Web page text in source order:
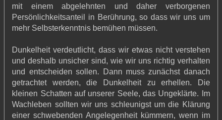
mit einem abgelehnten und daher verborgenen
Persönlichkeitsanteil in Berührung, so dass wir uns um
mehr Selbsterkenntnis bemühen müssen.
Dunkelheit verdeutlicht, dass wir etwas nicht verstehen
und deshalb unsicher sind, wie wir uns richtig verhalten
und entscheiden sollen. Dann muss zunächst danach
getrachtet werden, die Dunkelheit zu erhellen. Die
kleinen Schatten auf unserer Seele, das Ungeklärte. Im
Wachleben sollten wir uns schleunigst um die Klärung
einer schwebenden Angelegenheit kümmern, wenn im